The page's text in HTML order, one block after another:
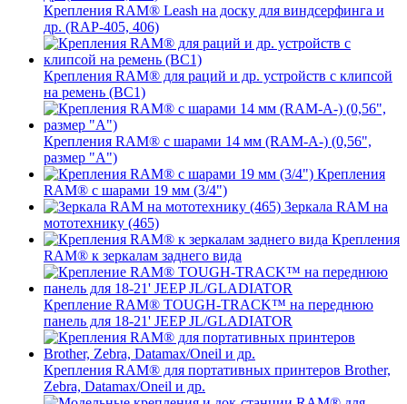
Крепления RAM® Leash на доску для виндсерфинга и
др. (RAP-405, 406)
Крепления RAM® для раций и др. устройств с клипсой
на ремень (BC1)
Крепления RAM® с шарами 14 мм (RAM-A-) (0,56",
размер "A")
Крепления
RAM® с шарами 19 мм (3/4")
Зеркала RAM на
мототехнику (465)
Крепления
RAM® к зеркалам заднего вида
Крепление RAM® TOUGH-TRACK™ на переднюю
панель для 18-21' JEEP JL/GLADIATOR
Крепления RAM® для портативных принтеров Brother,
Zebra, Datamax/Oneil и др.